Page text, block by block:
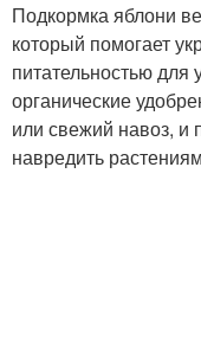
Подкормка яблони
который помогает
питательностью
органические
или свежий навоз, и
навредить